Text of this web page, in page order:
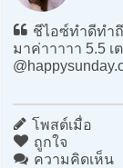
ชีไอซ์ทำดีทำถึ
มาค่าาาาา 5.5
โพสต์เมื่อ
ถูกใจ
ความคิดเห็น